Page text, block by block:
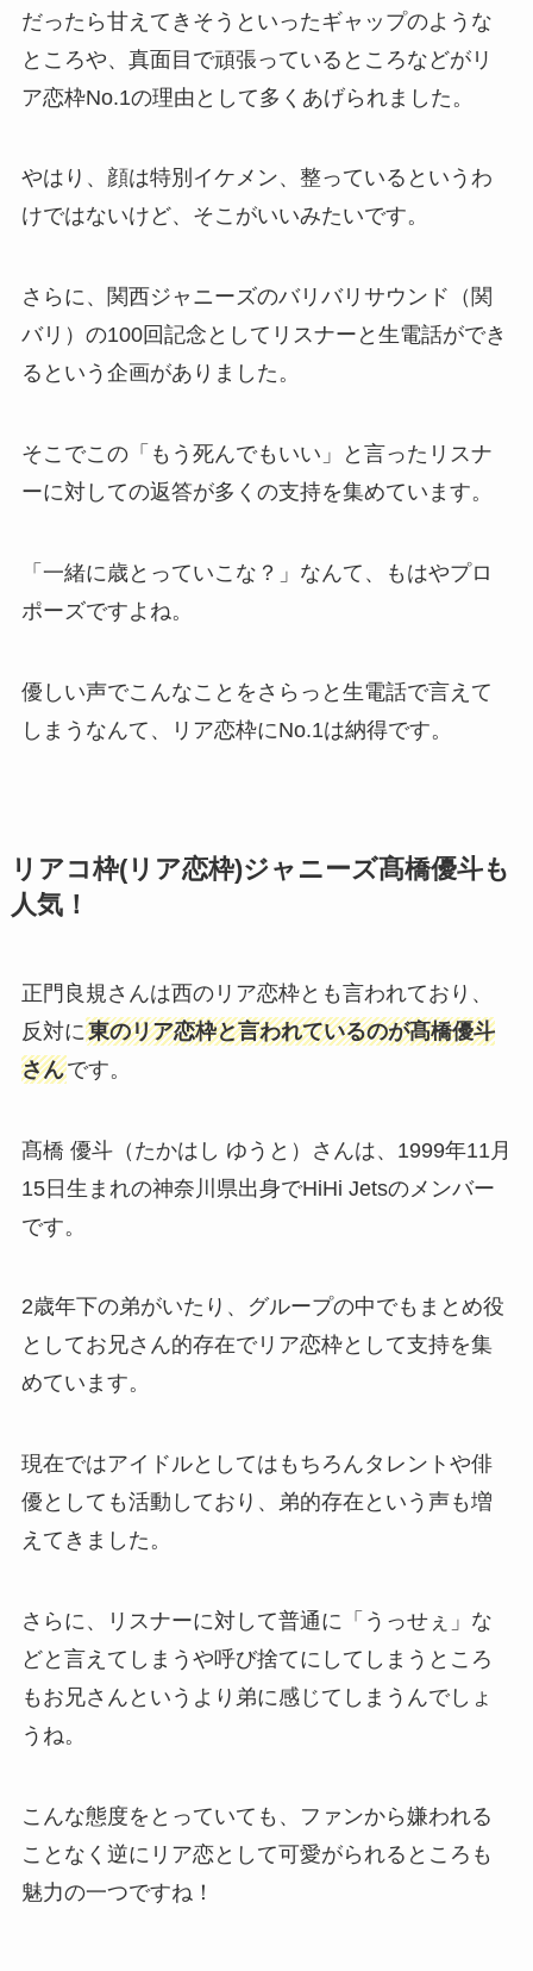
だったら甘えてきそうといったギャップのような
ところや、真面目で頑張っているところなどがリ
ア恋枠No.1の理由として多くあげられました。
やはり、顔は特別イケメン、整っているというわ
けではないけど、そこがいいみたいです。
さらに、関西ジャニーズのバリバリサウンド（関
バリ）の100回記念としてリスナーと生電話ができ
るという企画がありました。
そこでこの「もう死んでもいい」と言ったリスナ
ーに対しての返答が多くの支持を集めています。
「一緒に歳とっていこな？」なんて、もはやプロ
ポーズですよね。
優しい声でこんなことをさらっと生電話で言えて
しまうなんて、リア恋枠にNo.1は納得です。
リアコ枠(リア恋枠)ジャニーズ髙橋優斗も
人気！
正門良規さんは西のリア恋枠とも言われており、
反対に東のリア恋枠と言われているのが髙橋優斗
さんです。
髙橋 優斗（たかはし ゆうと）さんは、1999年11月
15日生まれの神奈川県出身でHiHi Jetsのメンバー
です。
2歳年下の弟がいたり、グループの中でもまとめ役
としてお兄さん的存在でリア恋枠として支持を集
めています。
現在ではアイドルとしてはもちろんタレントや俳
優としても活動しており、弟的存在という声も増
えてきました。
さらに、リスナーに対して普通に「うっせぇ」な
どと言えてしまうや呼び捨てにしてしまうところ
もお兄さんというより弟に感じてしまうんでしょ
うね。
こんな態度をとっていても、ファンから嫌われる
ことなく逆にリア恋として可愛がられるところも
魅力の一つですね！